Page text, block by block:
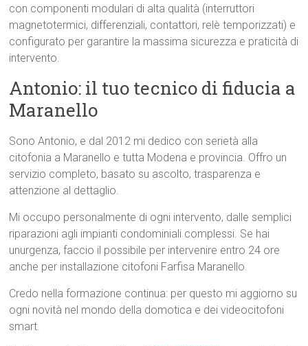
con componenti modulari di alta qualità (interruttori
magnetotermici, differenziali, contattori, relè temporizzati) e
configurato per garantire la massima sicurezza e praticità di
intervento.
Antonio: il tuo tecnico di fiducia a
Maranello
Sono Antonio, e dal 2012 mi dedico con serietà alla
citofonia a Maranello e tutta Modena e provincia. Offro un
servizio completo, basato su ascolto, trasparenza e
attenzione al dettaglio.
Mi occupo personalmente di ogni intervento, dalle semplici
riparazioni agli impianti condominiali complessi. Se hai
unurgenza, faccio il possibile per intervenire entro 24 ore
anche per installazione citofoni Farfisa Maranello.
Credo nella formazione continua: per questo mi aggiorno su
ogni novità nel mondo della domotica e dei videocitofoni
smart.